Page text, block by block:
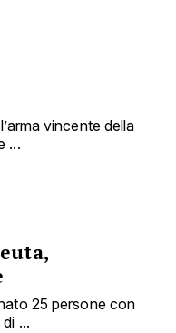
vincente della
...
25 persone con
...